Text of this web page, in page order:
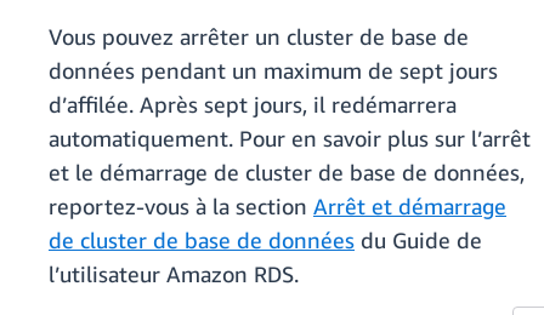
Vous pouvez arrêter un cluster de base de
données pendant un maximum de sept jours
d’affilée. Après sept jours, il redémarrera
automatiquement. Pour en savoir plus sur l’arrêt
et le démarrage de cluster de base de données,
reportez-vous à la section Arrêt et démarrage
de cluster de base de données du Guide de
l’utilisateur Amazon RDS.